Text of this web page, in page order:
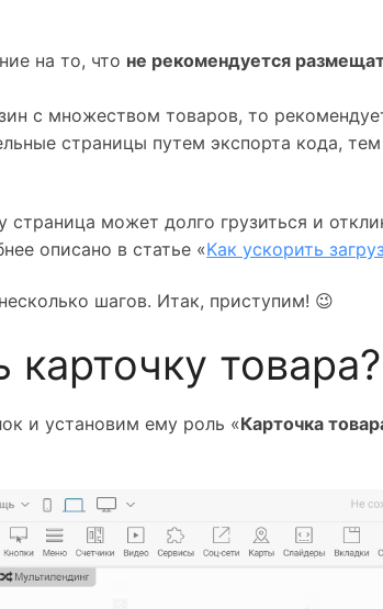
на то, что не рекомендуется
с множеством товаров, то
страница может долго грузиться и
описано в статье «Kак ускорить
шагов. Итак, приступим! 😉
карточку товара?
и установим ему роль «Карточка